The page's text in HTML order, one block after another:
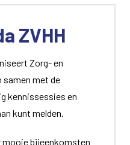
ZVHH
Zorg- en
samen met de
kennissessies en
kunt melden.
mooie bijeenkomsten